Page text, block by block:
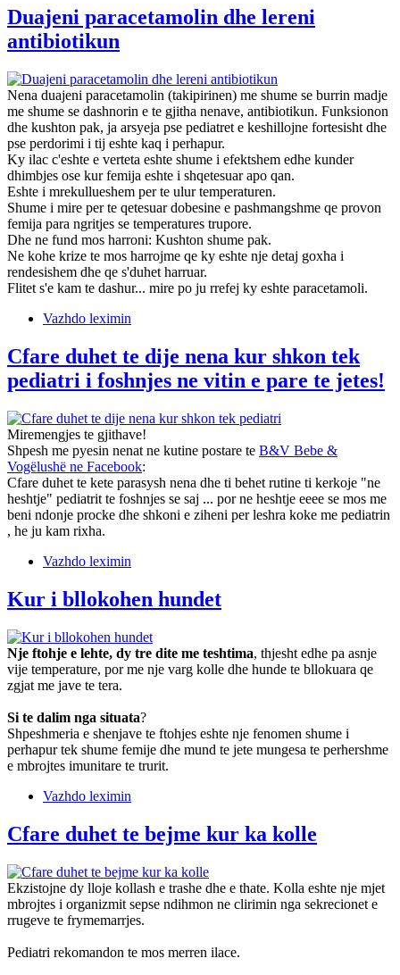
Duajeni paracetamolin dhe lereni
antibiotikun
Nena duajeni paracetamolin (takipirinen) me shume se burrin madje
me shume se dashnorin e te gjitha nenave, antibiotikun. Funksionon
dhe kushton pak, ja arsyeja pse pediatret e keshillojne fortesisht dhe
pse perdorimi i tij eshte kaq i perhapur.
Ky ilac c'eshte e verteta eshte shume i efektshem edhe kunder
dhimbjes ose kur femija eshte i shqetesuar apo qan.
Eshte i mrekullueshem per te ulur temperaturen.
Shume i mire per te qetesuar dobesine e pashmangshme qe provon
femija para ngritjes se temperatures trupore.
Dhe ne fund mos harroni: Kushton shume pak.
Ne kohe krize te mos harrojme qe ky eshte nje detaj goxha i
rendesishem dhe qe s'duhet harruar.
Flitet s'e kam te dashur... mire po ju rrefej ky eshte paracetamoli.
Vazhdo leximin
Cfare duhet te dije nena kur shkon tek
pediatri i foshnjes ne vitin e pare te jetes!
Miremengjes te gjithave!
Shpesh me pyesin nenat ne kutine postare te B&V Bebe &
Vogëlushë ne Facebook:
Cfare duhet te kete parasysh nena dhe ti behet rutine ti kerkoje "ne
heshtje" pediatrit te foshnjes se saj ... por ne heshtje eeee se mos me
beni ndonje procke dhe shkoni e ziheni per leshra koke me pediatrin
, he ju kam rixha.
Vazhdo leximin
Kur i bllokohen hundet
Nje ftohje e lehte, dy tre dite me teshtima, thjesht edhe pa asnje
vije temperature, por me nje varg kolle dhe hunde te bllokuara qe
zgjat me jave te tera.
Si te dalim nga situata?
Shpeshmeria e shenjave te ftohjes eshte nje fenomen shume i
perhapur tek shume femije dhe mund te jete mungesa te perhershme
e mbrojtes imunitare te trurit.
Vazhdo leximin
Cfare duhet te bejme kur ka kolle
Ekzistojne dy lloje kollash e trashe dhe e thate. Kolla eshte nje mjet
mbrojtes i organizmit sepse ndihmon ne clirimin nga sekrecionet e
rrugeve te frymemarrjes.
Pediatri rekomandon te mos merren ilace.